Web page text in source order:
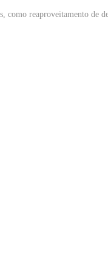
como reaproveitamento de